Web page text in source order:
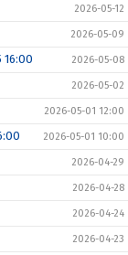
2026-05-12
2026-05-09
2026-05-08
2026-05-02
2026-05-01 12:00
2026-05-01 10:00
2026-04-29
2026-04-28
2026-04-24
2026-04-23